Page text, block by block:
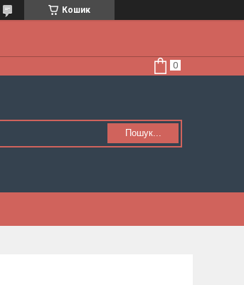
Кошик
Пошук...